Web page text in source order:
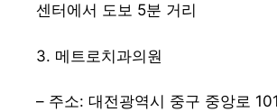
센터에서 도보 5분 거리
3. 메트로치과의원
– 주소: 대전광역시 중구 중앙로